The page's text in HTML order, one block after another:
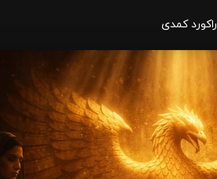
راکورد کمدی